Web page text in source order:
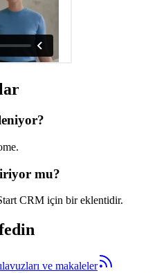
mu?
CRM için bir eklentidir.
ve makaleler